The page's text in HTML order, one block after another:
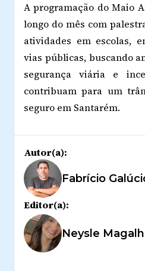
A programação do Maio
longo do mês com
atividades em escolas,
vias públicas, buscando
segurança viária e
contribuam para um
seguro em Santarém.
Autor(a):
Fabrício
Editor(a):
Neysle